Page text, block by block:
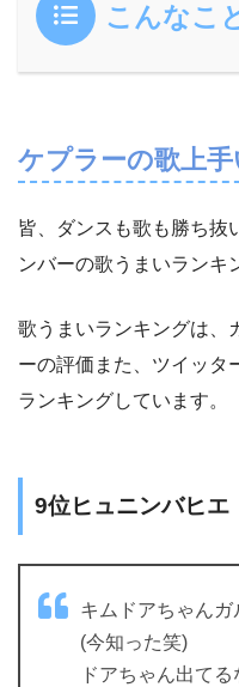
こんなこ
ケプラーの歌上手
皆、ダンスも歌も勝ち抜
ンバーの歌うまいランキ
歌うまいランキングは、
ーの評価また、ツイッタ
ランキングしています。
9位ヒュニンバヒエ
キムドアちゃん
(今知った笑)
ドアちゃん出て